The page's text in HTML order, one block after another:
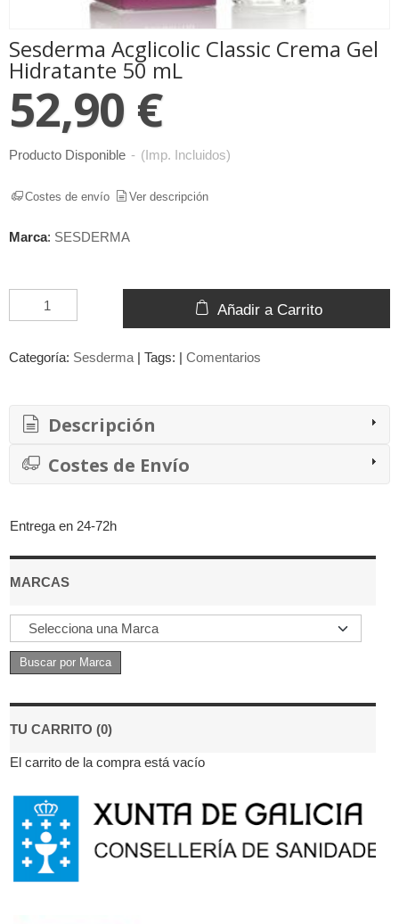
Entrega en 24-72h
MARCAS
TU CARRITO (0)
El carrito de la compra está vacío
Sesderma Acglicolic Classic Crema Gel
Hidratante 50 mL
52,90 €
Producto Disponible - (Imp. Incluidos)
Costes de envío Ver descripción
Marca: SESDERMA
Añadir a Carrito
Categoría: Sesderma | Tags: | Comentarios
Descripción
Costes de Envío